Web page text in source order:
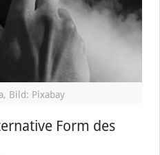
Bild: Pixabay
Form des